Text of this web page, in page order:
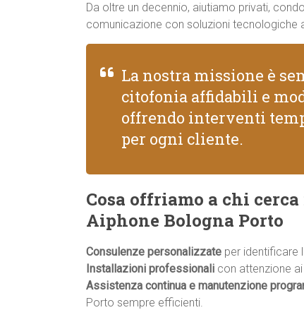
Da oltre un decennio, aiutiamo privati,
comunicazione con soluzioni tecnologiche
La nostra missione è
citofonia affidabili e
offrendo interventi
per ogni cliente.
Cosa offriamo a chi
Aiphone Bologna Porto
Consulenze personalizzate per identificare
Installazioni professionali con attenzione
Assistenza continua e manutenzione
Porto sempre efficienti.